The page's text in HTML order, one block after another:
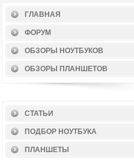
ГЛАВНАЯ
ФОРУМ
ОБЗОРЫ НОУТБУКОВ
ОБЗОРЫ ПЛАНШЕТОВ
СТАТЬИ
ПОДБОР НОУТБУКА
ПЛАНШЕТЫ